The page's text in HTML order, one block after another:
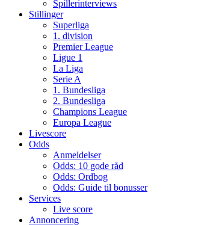
Spillerinterviews
Stillinger
Superliga
1. division
Premier League
Ligue 1
La Liga
Serie A
1. Bundesliga
2. Bundesliga
Champions League
Europa League
Livescore
Odds
Anmeldelser
Odds: 10 gode råd
Odds: Ordbog
Odds: Guide til bonusser
Services
Live score
Annoncering